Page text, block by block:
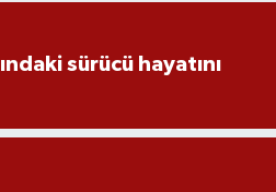
sürücü hayatını